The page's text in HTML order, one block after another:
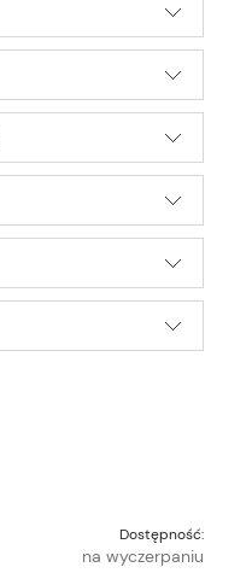
Dostępność:
na wyczerpaniu